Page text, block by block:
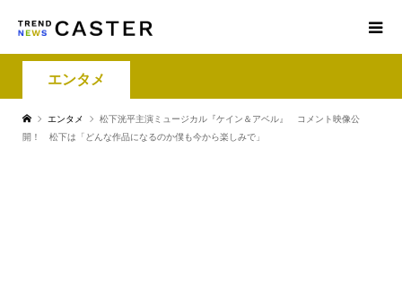
エンタメ
エンタメ
松下洸平主演ミュージカル『ケイン＆アベル』 コメント映像公
開！ 松下は「どんな作品になるのか僕も今から楽しみで」